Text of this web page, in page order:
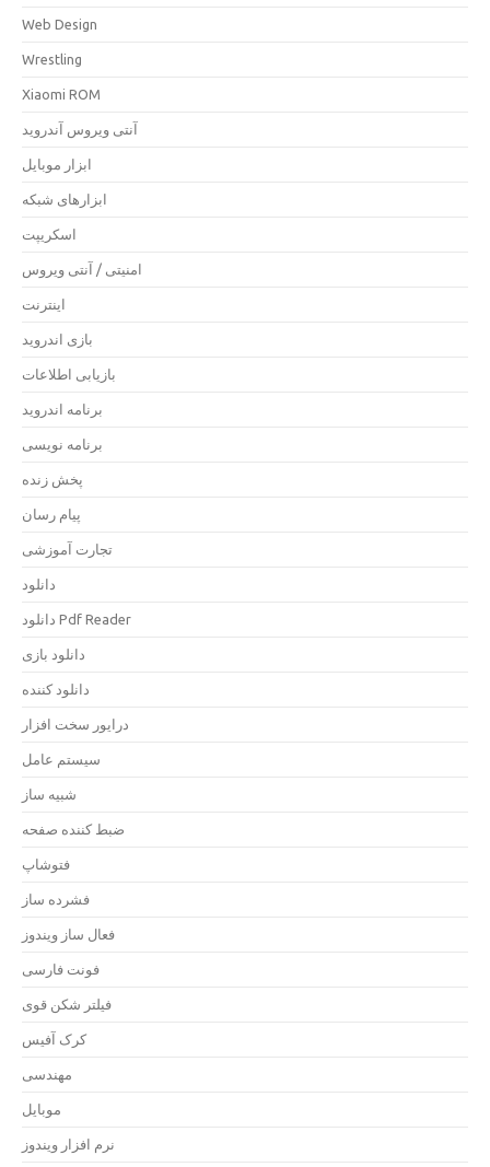
Web Design
Wrestling
Xiaomi ROM
آنتی ویروس آندروید
ابزار موبایل
ابزارهای شبکه
اسکریپت
امنیتی / آنتی ویروس
اینترنت
بازی اندروید
بازیابی اطلاعات
برنامه اندروید
برنامه نویسی
پخش زنده
پیام رسان
تجارت آموزشی
دانلود
دانلود Pdf Reader
دانلود بازی
دانلود کننده
درایور سخت افزار
سیستم عامل
شبیه ساز
ضبط کننده صفحه
فتوشاپ
فشرده ساز
فعال ساز ویندوز
فونت فارسی
فیلتر شکن قوی
کرک آفیس
مهندسی
موبایل
نرم افزار ویندوز